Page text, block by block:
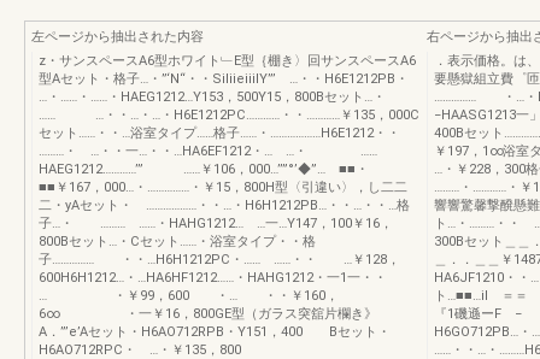
左ページから抽出された内容
z・サンスペースA6型ホワイト﹂E型｛棚き〉回サンスペースA6
型Aセット・格子…・”‘N“・・SiliieiiilY”’ …・・H6E1212PB・
…・……・……・HAEG1212…Y153，500Y15，800Bセット…・
…… …・・…・…・H6E1212PC…………・・…………￥135，000C
セット……・・…浴室タイプ……格子……・………………H6E1212・・
………・ …・・一…・・…HA6EF1212・… …・ ……
HAEG1212…………’” ……￥106，000…’’”°’◆”… ■■・
■■￥167，000…・……………・￥15，800H型〈引違い〉，し二二
二・yAセット・ ………………・・…・H6H1212PB…・・…・・…格
子…・ ……… ……・HAHG1212… …一…Y147，100￥16，
800Bセット…・Cセット……・浴室タイプ・・格
子…………… ・・…H6H1212PC・…… ……・・ …￥128，
600H6H1212…・…HA6HF1212……・HAHG1212・一1一・・
… ・￥99，600 ・… ・・￥160，
6∞ ・一￥16，800GE型（ガラス突舘片欄き》
A．”’e’Aセット・H6AO712RPB・Y151，400 Bセット・
H6AO712RPC・ …・￥135，800
右ページから抽出
．表示価格。は
要懸獄組立費
…………… ・…・
−HAASG1213
400Bセット
￥197，1∞浴室
…・￥228，300
………・…………・￥
響響驚馨撃醗懸
ト…・………・・
300Bセット＿
＿．．＿＿￥
HA6JF1210・・
ト…■■…il ＝＝
『1磯遜ーF −
H6GO712PB…
……・・…・